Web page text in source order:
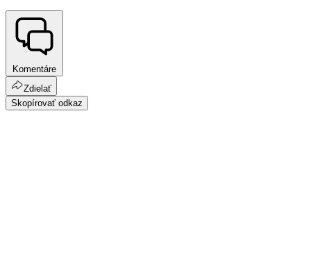
Komentáre
Zdielať
Skopírovať odkaz